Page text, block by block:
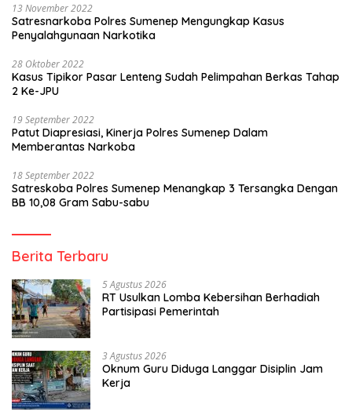
13 November 2022
Satresnarkoba Polres Sumenep Mengungkap Kasus
Penyalahgunaan Narkotika
28 Oktober 2022
Kasus Tipikor Pasar Lenteng Sudah Pelimpahan Berkas Tahap
2 Ke-JPU
19 September 2022
Patut Diapresiasi, Kinerja Polres Sumenep Dalam
Memberantas Narkoba
18 September 2022
Satreskoba Polres Sumenep Menangkap 3 Tersangka Dengan
BB 10,08 Gram Sabu-sabu
Berita Terbaru
5 Agustus 2026
RT Usulkan Lomba Kebersihan Berhadiah
Partisipasi Pemerintah
3 Agustus 2026
Oknum Guru Diduga Langgar Disiplin Jam
Kerja